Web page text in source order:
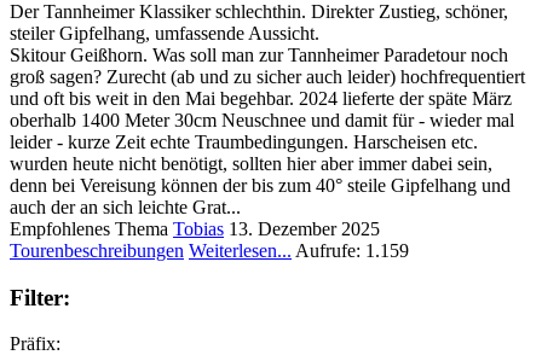
Der Tannheimer Klassiker schlechthin. Direkter Zustieg, schöner,
steiler Gipfelhang, umfassende Aussicht.
Skitour Geißhorn. Was soll man zur Tannheimer Paradetour noch
groß sagen? Zurecht (ab und zu sicher auch leider) hochfrequentiert
und oft bis weit in den Mai begehbar. 2024 lieferte der späte März
oberhalb 1400 Meter 30cm Neuschnee und damit für - wieder mal
leider - kurze Zeit echte Traumbedingungen. Harscheisen etc.
wurden heute nicht benötigt, sollten hier aber immer dabei sein,
denn bei Vereisung können der bis zum 40° steile Gipfelhang und
auch der an sich leichte Grat...
Empfohlenes Thema Tobias 13. Dezember 2025
Tourenbeschreibungen Weiterlesen... Aufrufe: 1.159
Filter:
Präfix: